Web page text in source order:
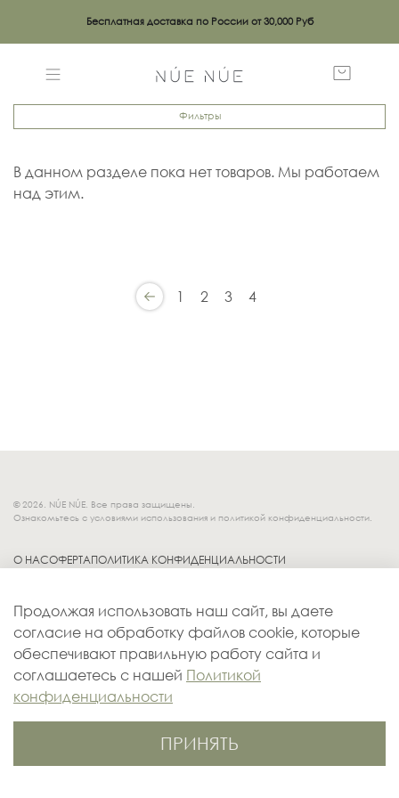
Бесплатная доставка по России от 30,000 Руб
Фильтры
В данном разделе пока нет товаров. Мы работаем
над этим.
1 2 3 4
© 2026. NÚE NÚE. Все права защищены.
Ознакомьтесь с условиями использования и политикой конфиденциальности.
О НАСОФЕРТАПОЛИТИКА КОНФИДЕНЦИАЛЬНОСТИ
ДОСТАВКА
КОНТАКТЫ
ОПЛАТА
Продолжая использовать наш сайт, вы даете
согласие на обработку файлов cookie, которые
обеспечивают правильную работу сайта и
соглашаетесь с нашей Политикой
конфиденциальности
ПРИНЯТЬ